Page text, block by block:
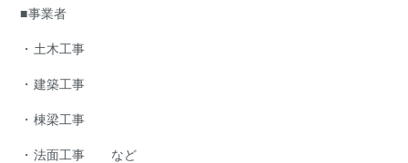
■事業者
・土木工事
・建築工事
・棟梁工事
・法面工事 など